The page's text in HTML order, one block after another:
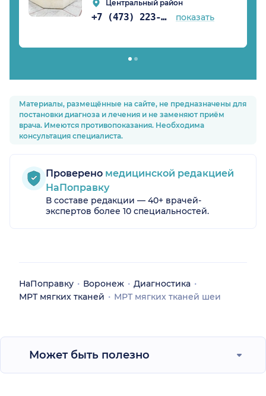
Центральный район
+7 (473) 223-03-03 показать
Материалы, размещённые на сайте, не предназначены для
постановки диагноза и лечения и не заменяют приём
врача. Имеются противопоказания. Необходима
консультация специалиста.
Проверено медицинской редакцией
НаПоправку
В составе редакции — 40+ врачей-
экспертов более 10 специальностей.
НаПоправку Воронеж
Диагностика
МРТ мягких тканей
МРТ мягких тканей шеи
Может быть полезно